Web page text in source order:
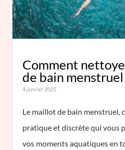
Comment
de bain menstruel
4 janvier 2025
Le maillot de bain menstruel,
pratique et discrète qui vous
vos moments aquatiques en